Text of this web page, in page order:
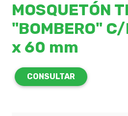
MOSQUETÓN
"BOMBERO"
x 60 mm
CONSULTAR